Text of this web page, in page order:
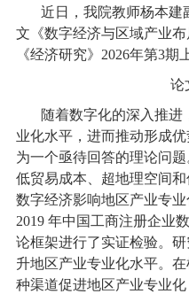
近日，我院教师杨本建
文《数字经济与区域产业
《经济研究》2026年第3期
论
随着数字化的深入推
业化水平，进而推动形成
为一个亟待回答的理论问
低贸易成本、超地理空间
数字经济影响地区产业专
2019 年中国工商注册企业
论框架进行了实证检验。
升地区产业专业化水平。
种渠道促进地区产业专业